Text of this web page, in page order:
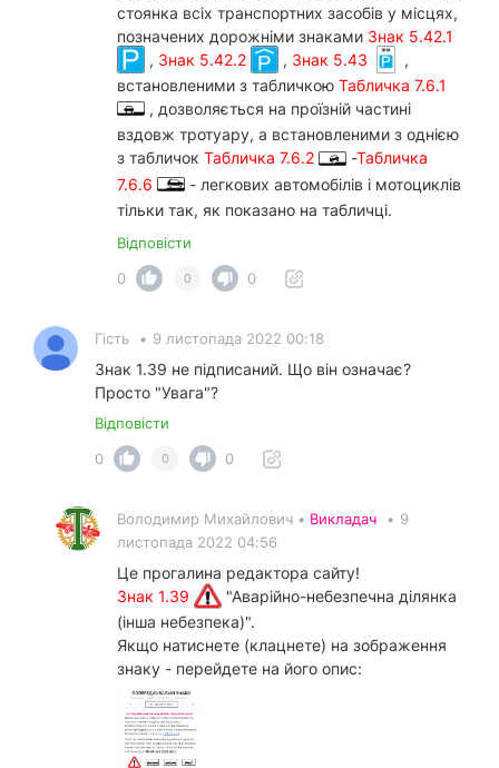
стоянка всіх транспортних засобів у місцях,
позначених дорожніми знаками Знак 5.42.1
, Знак 5.42.2 , Знак 5.43
,
встановленими з табличкою Табличка 7.6.1
, дозволяється на проїзній частині
вздовж тротуару, а встановленими з однією
з табличок Табличка 7.6.2 -Табличка
7.6.6
- легкових автомобілів і мотоциклів
тільки так, як показано на табличці.
Відповісти
0
0 0
Гість • 9 листопада 2022 00:18
Знак 1.39 не підписаний. Що він означає?
Просто "Увага"?
Відповісти
0
0 0
Володимир Михайлович • Викладач • 9
листопада 2022 04:56
Це прогалина редактора сайту!
Знак 1.39
"Аварійно-небезпечна ділянка
(інша небезпека)".
Якщо натиснете (клацнете) на зображення
знаку - перейдете на його опис: